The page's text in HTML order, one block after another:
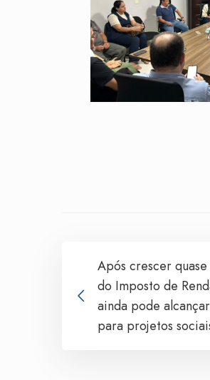
Após crescer
do Imposto de
ainda pode
para projetos